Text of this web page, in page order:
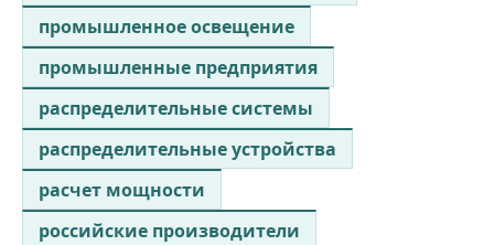
промышленное освещение
промышленные предприятия
распределительные системы
распределительные устройства
расчет мощности
российские производители